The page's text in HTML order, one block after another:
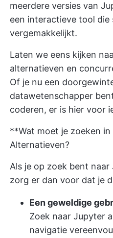
meerdere versies van
een interactieve tool die
vergemakkelijkt.
Laten we eens kijken
alternatieven en
Of je nu een
datawetenschapper
coderen, er is hier voor
**Wat moet je zoeken
Alternatieven?
Als je op zoek bent
zorg er dan voor dat je
Een geweldige
Zoek naar Jupyter
navigatie